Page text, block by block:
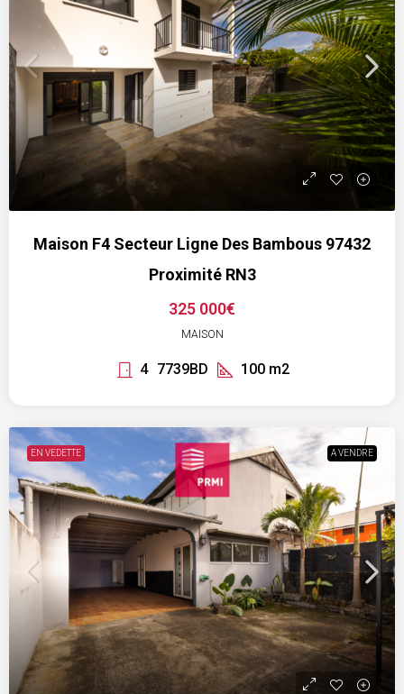
Maison F4 Secteur Ligne Des Bambous 97432
Proximité RN3
325 000€
MAISON
4 7739BD 100 m2
EN VEDETTE A VENDRE